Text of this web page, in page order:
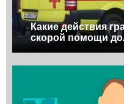
Какие действия
скорой помощи